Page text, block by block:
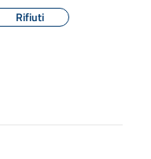
Rifiuti